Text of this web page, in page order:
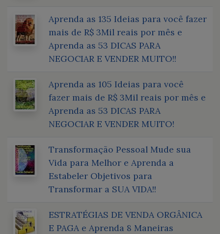
Aprenda as 135 Ideias para você fazer
mais de R$ 3Mil reais por mês e
Aprenda as 53 DICAS PARA
NEGOCIAR E VENDER MUITO!!
Aprenda as 105 Ideias para você
fazer mais de R$ 3Mil reais por mês e
Aprenda as 53 DICAS PARA
NEGOCIAR E VENDER MUITO!
Transformação Pessoal Mude sua
Vida para Melhor e Aprenda a
Estabeler Objetivos para
Transformar a SUA VIDA!!
ESTRATÉGIAS DE VENDA ORGÂNICA
E PAGA e Aprenda 8 Maneiras